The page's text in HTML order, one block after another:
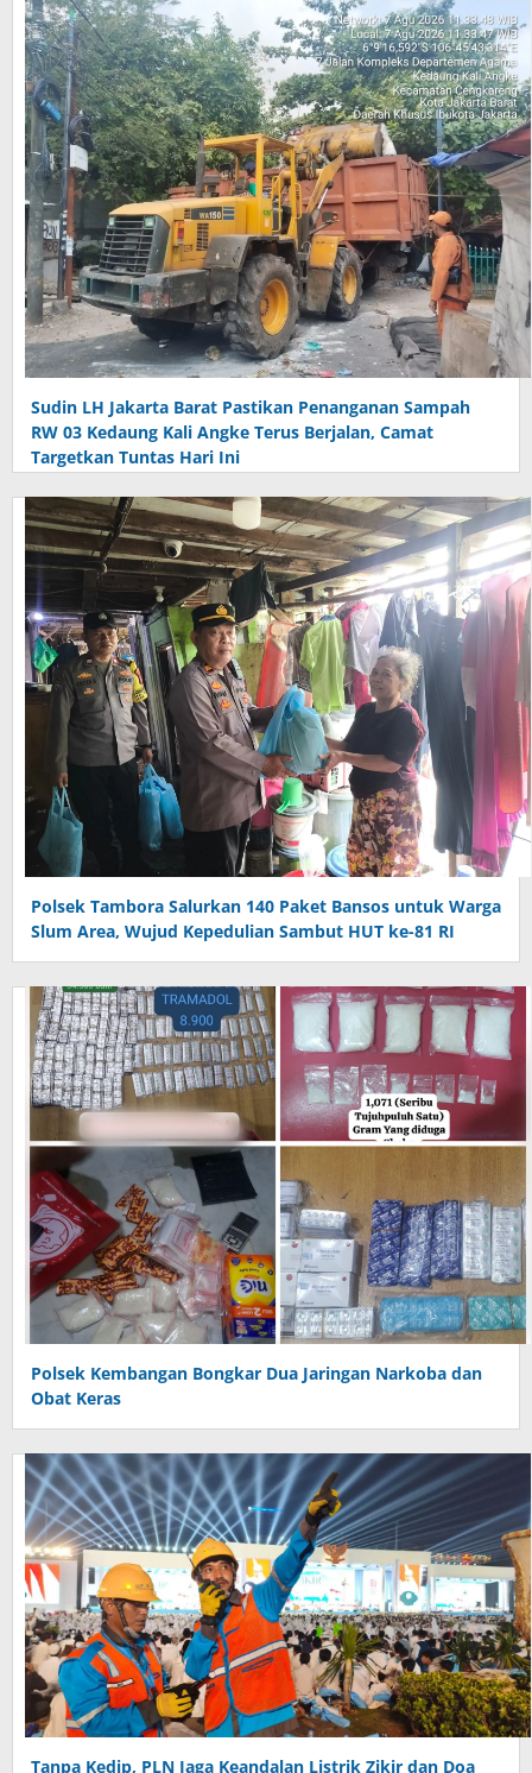
Sudin LH Jakarta Barat Pastikan Penanganan Sampah
RW 03 Kedaung Kali Angke Terus Berjalan, Camat
Targetkan Tuntas Hari Ini
Polsek Tambora Salurkan 140 Paket Bansos untuk Warga
Slum Area, Wujud Kepedulian Sambut HUT ke-81 RI
Polsek Kembangan Bongkar Dua Jaringan Narkoba dan
Obat Keras
Tanpa Kedip, PLN Jaga Keandalan Listrik Zikir dan Doa